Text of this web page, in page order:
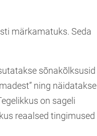
märkamatuks. Seda
sõnakõlksusid
ning näidatakse
on sageli
reaalsed tingimused